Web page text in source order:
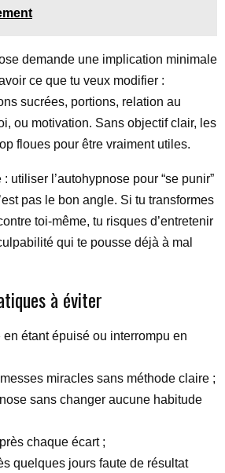
demande une implication minimale
ce que tu veux modifier :
sucrées, portions, relation au
ou motivation. Sans objectif clair, les
floues pour être vraiment utiles.
utiliser l’autohypnose pour “se punir”
pas le bon angle. Si tu transformes
toi-même, tu risques d’entretenir
qui te pousse déjà à mal
à éviter
étant épuisé ou interrompu en
miracles sans méthode claire ;
sans changer aucune habitude
chaque écart ;
quelques jours faute de résultat